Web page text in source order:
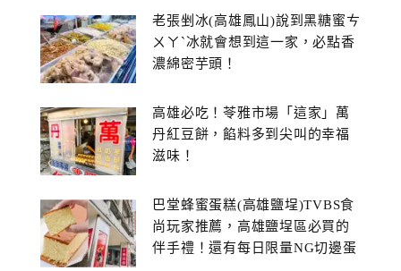
老張剉冰(高雄鳳山)說到黑糖蜜ㄘ
ㄨㄚˋ冰就會想到這一家，必點香
濃綿密芋頭！
高雄必吃！苓雅市場「這家」萬
丹紅豆餅，餡料多到尖叫的幸福
滋味！
巴堂蜂蜜蛋糕(高雄鹽埕)TVBS食
尚玩家推薦，高雄鹽埕區必買的
伴手禮！還有每日限量NG切邊蛋